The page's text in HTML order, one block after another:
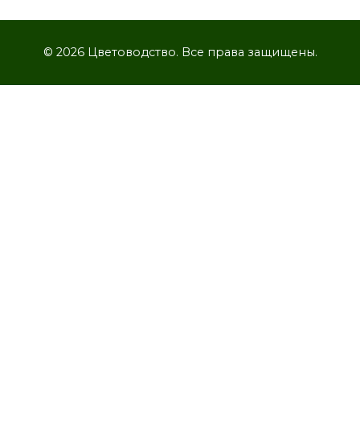
© 2026 Цветоводство. Все права защищены.